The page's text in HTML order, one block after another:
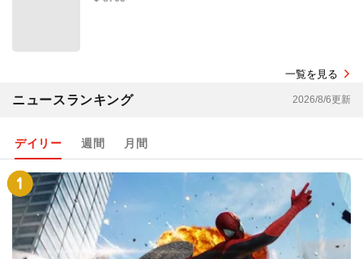
一覧を見る
ニュースランキング 2026/8/6更新
デイリー 週間 月間